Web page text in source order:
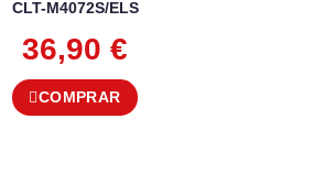
CLT-M4072S/ELS
36,90 €
COMPRAR